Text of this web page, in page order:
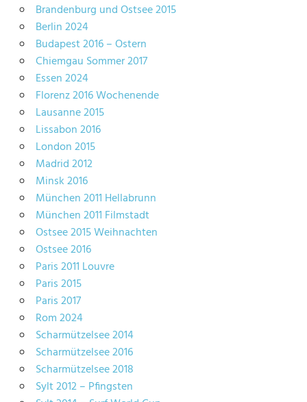
Brandenburg und Ostsee 2015
Berlin 2024
Budapest 2016 – Ostern
Chiemgau Sommer 2017
Essen 2024
Florenz 2016 Wochenende
Lausanne 2015
Lissabon 2016
London 2015
Madrid 2012
Minsk 2016
München 2011 Hellabrunn
München 2011 Filmstadt
Ostsee 2015 Weihnachten
Ostsee 2016
Paris 2011 Louvre
Paris 2015
Paris 2017
Rom 2024
Scharmützelsee 2014
Scharmützelsee 2016
Scharmützelsee 2018
Sylt 2012 – Pfingsten